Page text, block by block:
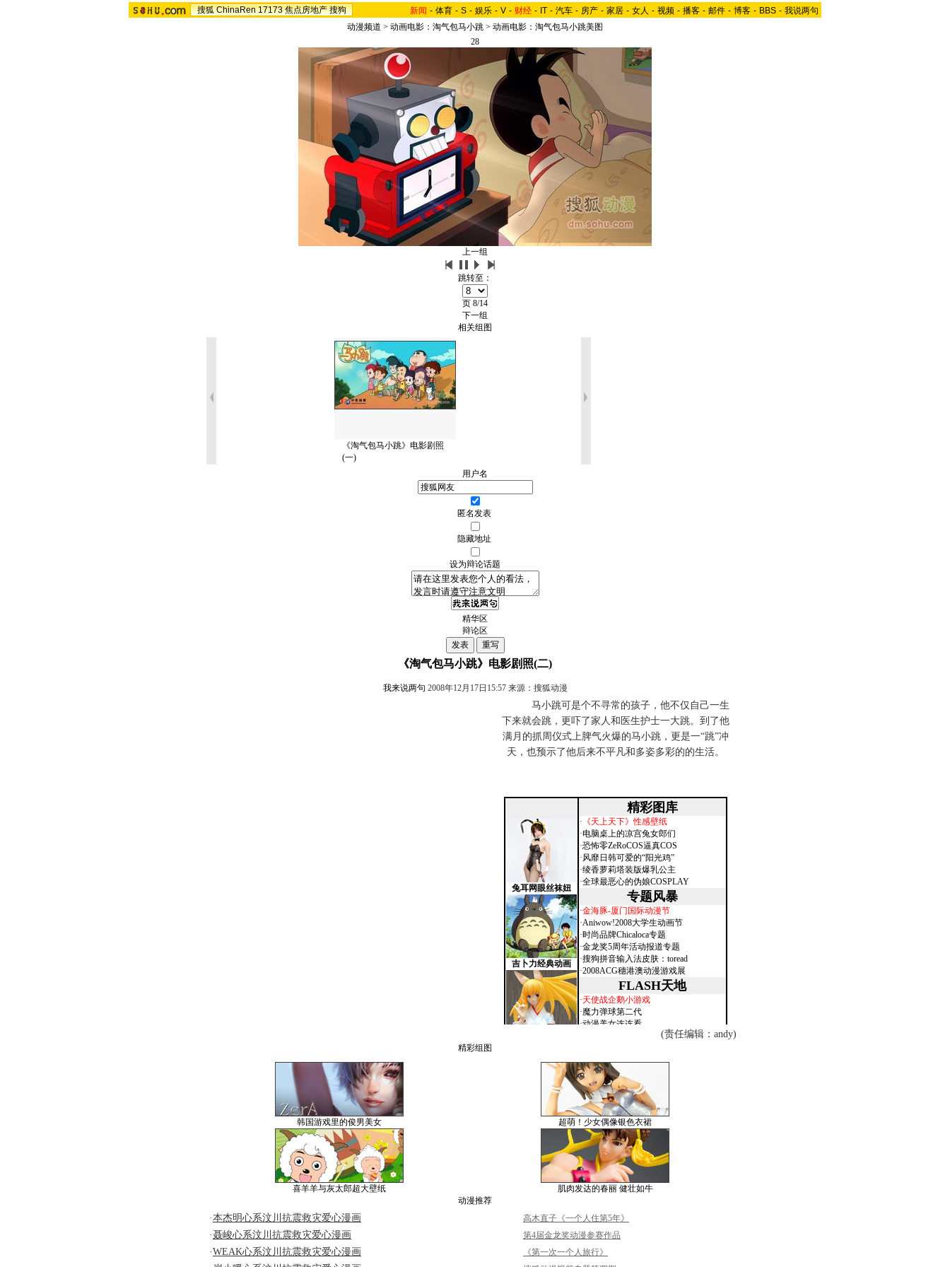
搜狐 ChinaRen 17173 焦点房地产 搜狗 新闻 - 体育 - S - 娱乐 - V - 财经 - IT - 汽车 - 房产 - 家居 - 女人 - 视频 - 播客 - 邮件 - 博客 - BBS - 我说两句
动漫频道 > 动画电影：淘气包马小跳 > 动画电影：淘气包马小跳美图
28
上一组
跳转至：
页 8/14
下一组
相关组图
《淘气包马小跳》电影剧照
(一)
用户名
匿名发表
隐藏地址
设为辩论话题
精华区
辩论区
《淘气包马小跳》电影剧照(二)
我来说两句 2008年12月17日15:57 来源：搜狐动漫
马小跳可是个不寻常的孩子，他不仅自己一生
下来就会跳，更吓了家人和医生护士一大跳。到了他
满月的抓周仪式上脾气火爆的马小跳，更是一“跳”冲
天，也预示了他后来不平凡和多姿多彩的的生活。
(责任编辑：andy)
精彩组图
韩国游戏里的俊男美女 超萌！少女偶像银色衣裙
喜羊羊与灰太郎超大壁纸
肌肉发达的春丽 健壮如牛
动漫推荐
·本杰明心系汶川抗震救灾爱心漫画
·聂峻心系汶川抗震救灾爱心漫画
·WEAK心系汶川抗震救灾爱心漫画
高木直子《一个人住第5年》
第4届金龙奖动漫参赛作品
《第一次一个人旅行》